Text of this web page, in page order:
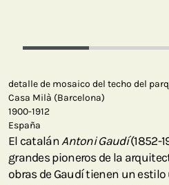
detalle de mosaico del techo del
Casa Milà (Barcelona)
1900-1912
España
El catalánAntoni Gaudí(1852-
grandes pioneros de la
obras de Gaudí tienen un